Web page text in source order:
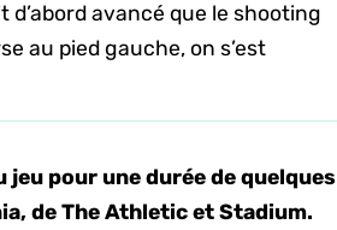
avancé que le shooting
au pied gauche, on s’est
jeu pour une durée de quelques
de The Athletic et Stadium.